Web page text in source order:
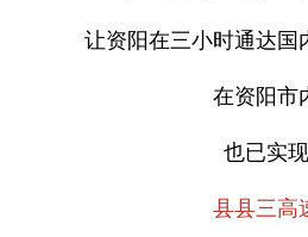
让资阳在三小时通达国
在资阳市
也已实现
县县三高